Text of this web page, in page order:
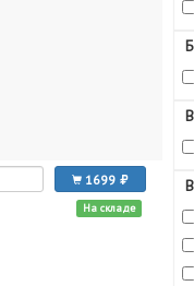
1699
На складе